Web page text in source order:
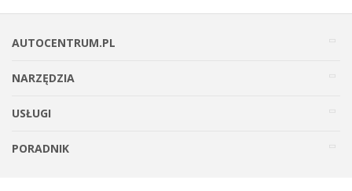
AUTOCENTRUM.PL
NARZĘDZIA
USŁUGI
PORADNIK